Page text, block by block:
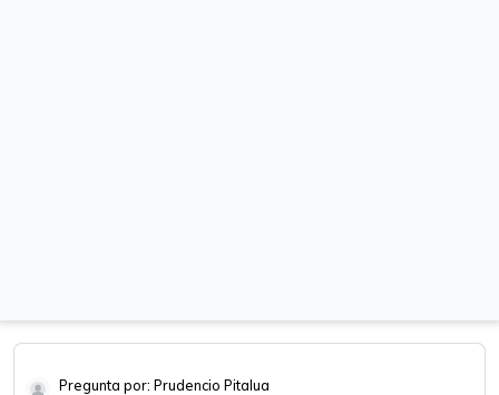
Pregunta por: Prudencio Pitalua